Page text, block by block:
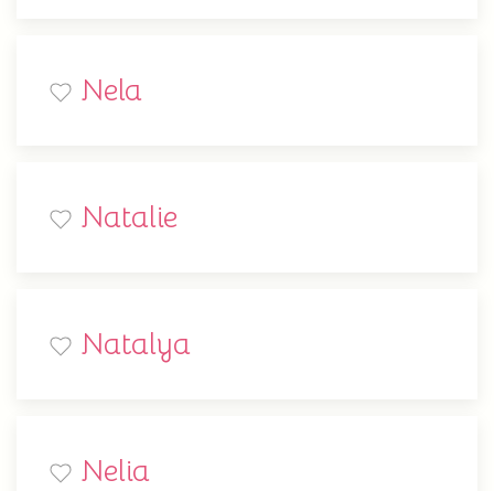
Nela
Natalie
Natalya
Nelia